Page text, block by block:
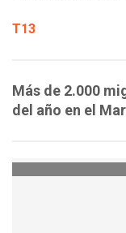
T13
Más de 2.000
del año en el